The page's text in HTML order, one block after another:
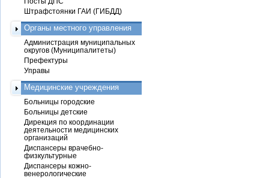
Штрафстоянки ГАИ (ГИБДД)
Органы местного управления
Администрация муниципальных
округов (Муниципалитеты)
Префектуры
Управы
Медицинские учреждения
Больницы городские
Больницы детские
Дирекция по координации
деятельности медицинских
организаций
Диспансеры врачебно-
физкультурные
Диспансеры кожно-
венерологические